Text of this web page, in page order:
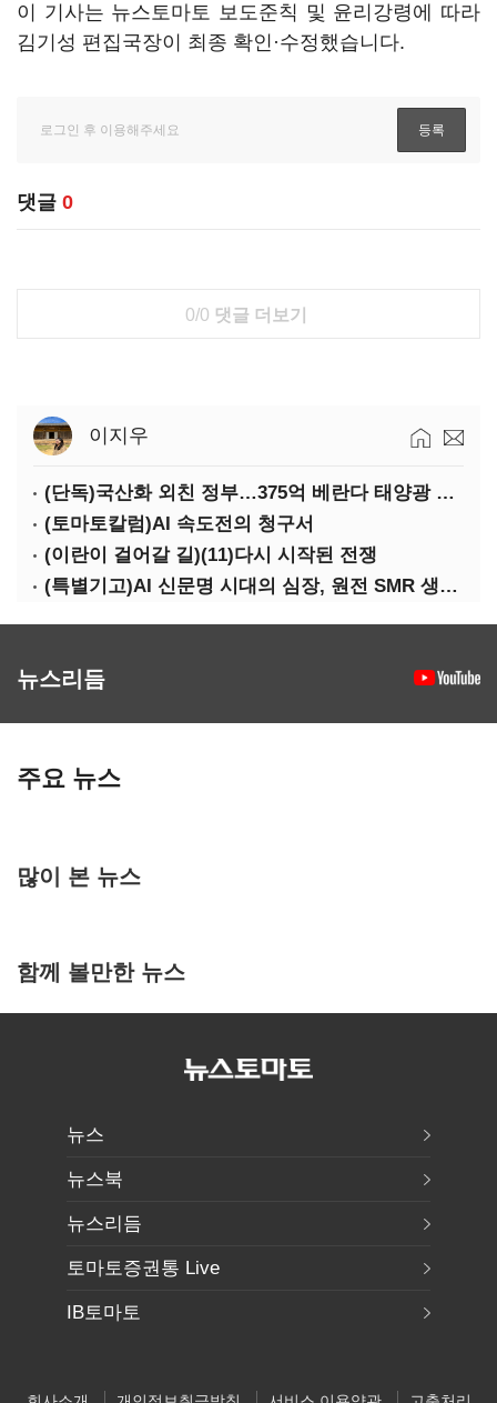
이 기사는 뉴스토마토 보도준칙 및 윤리강령에 따라
김기성 편집국장이 최종 확인·수정했습니다.
댓글 0
0/0 댓글 더보기
이지우
(단독)국산화 외친 정부…375억 베란다 태양광 사업엔 중국산만 남았다
(토마토칼럼)AI 속도전의 청구서
(이란이 걸어갈 길)(11)다시 시작된 전쟁
(특별기고)AI 신문명 시대의 심장, 원전 SMR 생태계 복원의 마지막 골든타임을 붙잡아라
뉴스리듬
주요 뉴스
많이 본 뉴스
함께 볼만한 뉴스
뉴스
뉴스북
뉴스리듬
토마토증권통 Live
IB토마토